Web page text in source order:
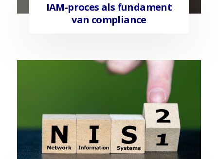
IAM-proces als fundament
van compliance